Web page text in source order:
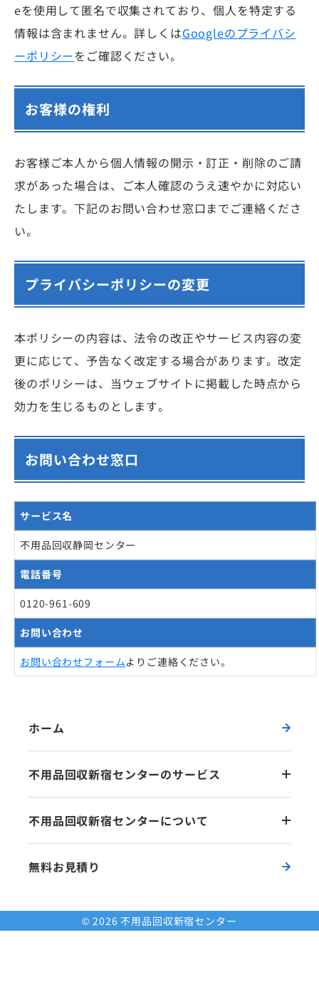
eを使用して匿名で収集されており、個人を特定する
情報は含まれません。詳しくはGoogleのプライバシ
ーポリシーをご確認ください。
お客様の権利
お客様ご本人から個人情報の開示・訂正・削除のご請
求があった場合は、ご本人確認のうえ速やかに対応い
たします。下記のお問い合わせ窓口までご連絡くださ
い。
プライバシーポリシーの変更
本ポリシーの内容は、法令の改正やサービス内容の変
更に応じて、予告なく改定する場合があります。改定
後のポリシーは、当ウェブサイトに掲載した時点から
効力を生じるものとします。
お問い合わせ窓口
サービス名
不用品回収静岡センター
電話番号
0120-961-609
お問い合わせ
お問い合わせフォームよりご連絡ください。
ホーム
不用品回収新宿センターのサービス
不用品回収新宿センターについて
無料お見積り
© 2026 不用品回収新宿センター